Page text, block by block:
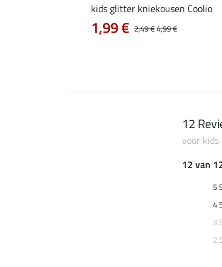
kids glitter kniekousen Coolio
2,49 €4,99 €
1,99 €
12
voor
12 van
5
4
3
2